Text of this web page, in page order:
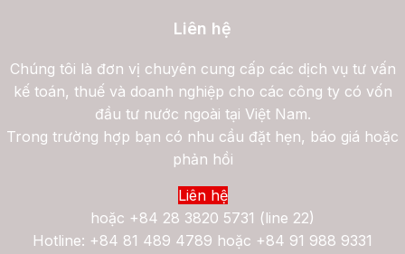
Liên hệ
Chúng tôi là đơn vị chuyên cung cấp các dịch vụ tư vấn
kế toán, thuế và doanh nghiệp cho các công ty có vốn
đầu tư nước ngoài tại Việt Nam.
Trong trường hợp bạn có nhu cầu đặt hẹn, báo giá hoặc
phản hồi
Liên hệ
hoặc +84 28 3820 5731 (line 22)
Hotline: +84 81 489 4789 hoặc +84 91 988 9331